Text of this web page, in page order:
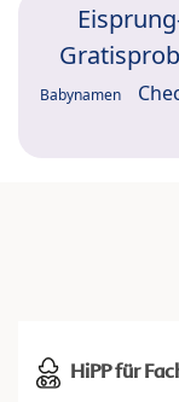
Babynamen
HiPP für